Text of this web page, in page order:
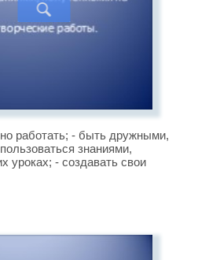
работать; - быть дружными,
знаниями,
уроках; - создавать свои